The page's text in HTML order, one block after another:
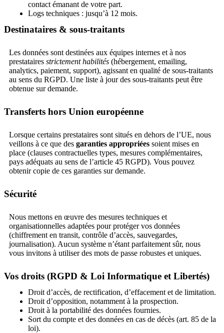
contact émanant de votre part.
Logs techniques : jusqu’à 12 mois.
Destinataires & sous‑traitants
Les données sont destinées aux équipes internes et à nos
prestataires strictement habilités (hébergement, emailing,
analytics, paiement, support), agissant en qualité de sous‑traitants
au sens du RGPD. Une liste à jour des sous‑traitants peut être
obtenue sur demande.
Transferts hors Union européenne
Lorsque certains prestataires sont situés en dehors de l’UE, nous
veillons à ce que des garanties appropriées soient mises en
place (clauses contractuelles types, mesures complémentaires,
pays adéquats au sens de l’article 45 RGPD). Vous pouvez
obtenir copie de ces garanties sur demande.
Sécurité
Nous mettons en œuvre des mesures techniques et
organisationnelles adaptées pour protéger vos données
(chiffrement en transit, contrôle d’accès, sauvegardes,
journalisation). Aucun système n’étant parfaitement sûr, nous
vous invitons à utiliser des mots de passe robustes et uniques.
Vos droits (RGPD & Loi Informatique et Libertés)
Droit d’accès, de rectification, d’effacement et de limitation.
Droit d’opposition, notamment à la prospection.
Droit à la portabilité des données fournies.
Sort du compte et des données en cas de décès (art. 85 de la
loi).